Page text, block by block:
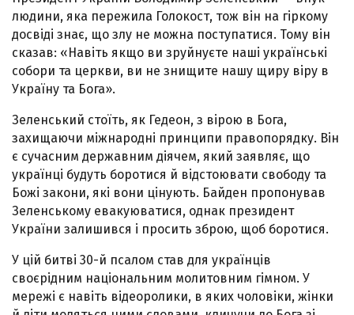
людини, яка пережила Голокост, тож він на гіркому
досвіді знає, що злу не можна поступатися. Тому він
сказав: «Навіть якщо ви зруйнуєте наші українські
собори та церкви, ви не знищите нашу щиру віру в
Україну та Бога».
Зеленський стоїть, як Гедеон, з вірою в Бога,
захищаючи міжнародні принципи правопорядку. Він
є сучасним державним діячем, який заявляє, що
українці будуть боротися й відстоювати свободу та
Божі закони, які вони цінують. Байден пропонував
Зеленському евакуюватися, однак президент
України залишився і просить зброю, щоб боротися.
У цій битві 30-й псалом став для українців
своєрідним національним молитовним гімном. У
мережі є навіть відеоролики, в яких чоловіки, жінки